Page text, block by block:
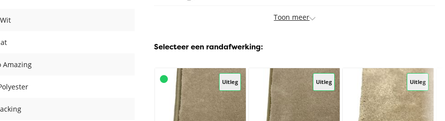
Toon meer
Selecteer een randafwerking:
Uitleg Uitleg Uitleg
Amazing